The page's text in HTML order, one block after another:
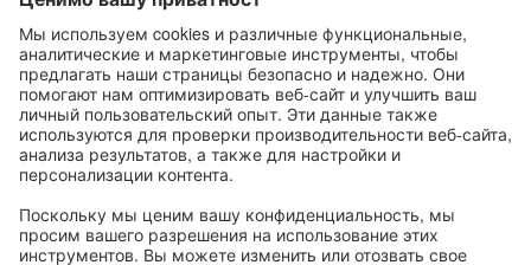
Zajednica „Deutsch für dich“
Vežbajte nemački besplatno
Kurse nemačkog jezika Goethe-Instituta
Portal za nastavnike „Deutschstunde“
Privatnost i pristupačnost